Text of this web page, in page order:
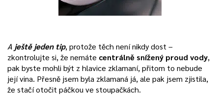
A ještě jeden tip, protože těch není nikdy dost –
zkontrolujte si, že nemáte centrálně snížený proud vody,
pak byste mohli být z hlavice zklamaní, přitom to nebude
její vina. Přesně jsem byla zklamaná já, ale pak jsem zjistila,
že stačí otočit páčkou ve stoupačkách.